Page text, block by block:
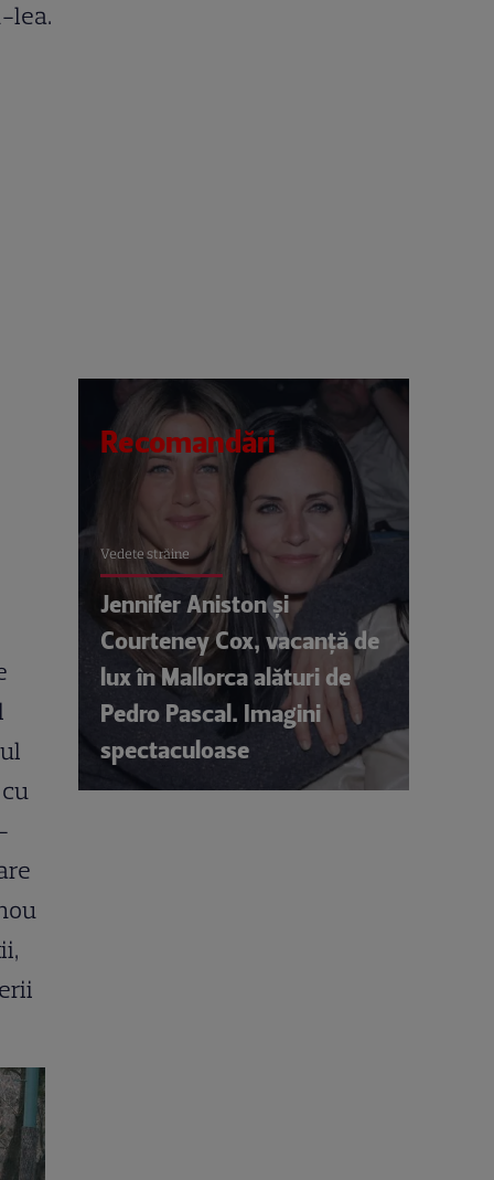
lea.
Recomandări
Vedete străine
Jennifer Aniston și
Courteney Cox, vacanță de
lux în Mallorca alături de
Pedro Pascal. Imagini
spectaculoase